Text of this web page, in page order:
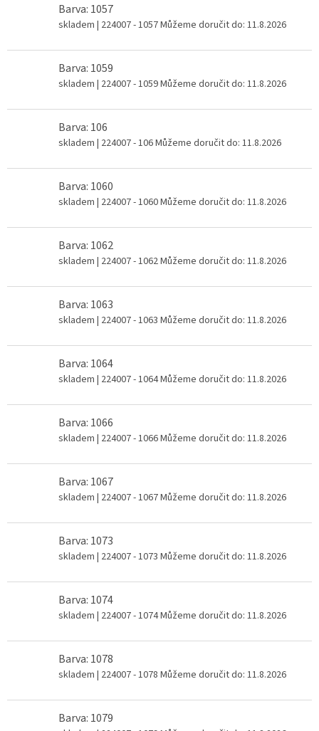
Barva: 1057
skladem | 224007 - 1057Můžeme doručit do: 11.8.2026
Barva: 1059
skladem | 224007 - 1059Můžeme doručit do: 11.8.2026
Barva: 106
skladem | 224007 - 106Můžeme doručit do: 11.8.2026
Barva: 1060
skladem | 224007 - 1060Můžeme doručit do: 11.8.2026
Barva: 1062
skladem | 224007 - 1062Můžeme doručit do: 11.8.2026
Barva: 1063
skladem | 224007 - 1063 Můžeme doručit do: 11.8.2026
Barva: 1064
skladem | 224007 - 1064Můžeme doručit do: 11.8.2026
Barva: 1066
skladem | 224007 - 1066Můžeme doručit do: 11.8.2026
Barva: 1067
skladem | 224007 - 1067Můžeme doručit do: 11.8.2026
Barva: 1073
skladem | 224007 - 1073 Můžeme doručit do: 11.8.2026
Barva: 1074
skladem | 224007 - 1074Můžeme doručit do: 11.8.2026
Barva: 1078
skladem | 224007 - 1078 Můžeme doručit do: 11.8.2026
Barva: 1079